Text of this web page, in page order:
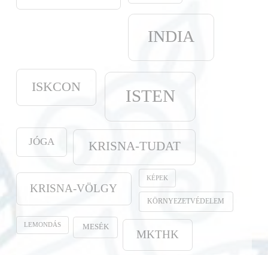
INDIA
ISKCON ISTEN
JÓGA KRISNA-TUDAT
KRISNA-VÖLGY
KÉPEK
KÖRNYEZETVÉDELEM
LEMONDÁS MESÉK
MKTHK